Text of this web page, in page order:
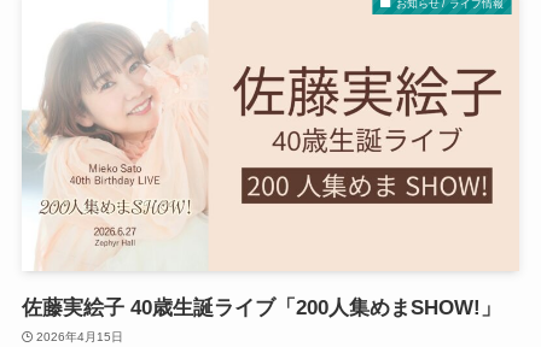
お知らせ / ライブ情報
佐藤実絵子 40歳生誕ライブ「200人集めまSHOW!」
2026年4月15日